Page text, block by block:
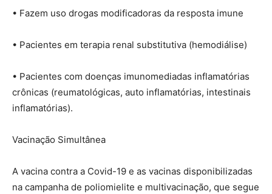
• Fazem uso drogas modificadoras da resposta imune
• Pacientes em terapia renal substitutiva (hemodiálise)
• Pacientes com doenças imunomediadas inflamatórias
crônicas (reumatológicas, auto inflamatórias, intestinais
inflamatórias).
Vacinação Simultânea
A vacina contra a Covid-19 e as vacinas disponibilizadas
na campanha de poliomielite e multivacinação, que segue